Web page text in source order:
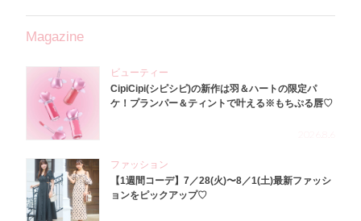
Magazine
ビューティー
CipiCipi(シピシピ)の新作は羽＆ハートの限定パ
ケ！プランパー＆ティントで叶える※もちぷる唇♡
ファッション
【1週間コーデ】7／28(火)〜8／1(土)最新ファッシ
ョンをピックアップ♡